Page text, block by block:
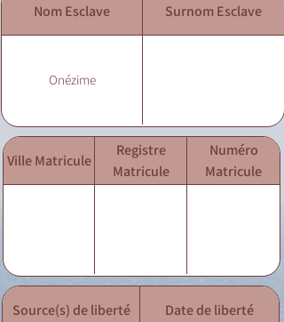
Nom Esclave Surnom Esclave
Onézime
Ville Matricule
Registre
Matricule
Numéro
Matricule
Source(s) de liberté Date de liberté